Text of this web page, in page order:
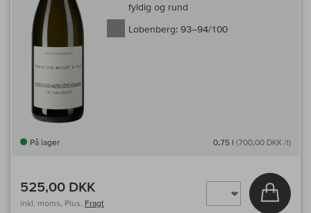
fyldig og rund
Lobenberg: 93–94/100
På lager 0,75 l (700,00 DKK /l)
525,00 DKK
inkl. moms, Plus. Fragt
Læg i